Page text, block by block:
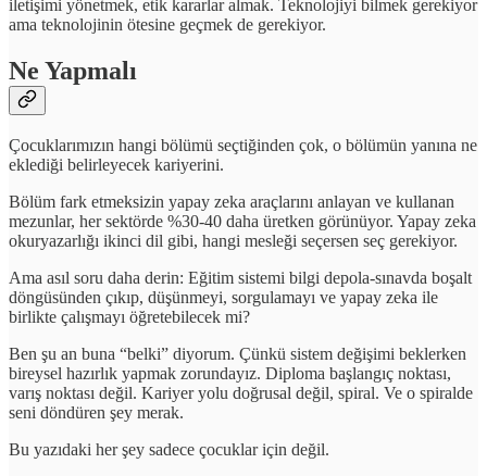
iletişimi yönetmek, etik kararlar almak. Teknolojiyi bilmek gerekiyor
ama teknolojinin ötesine geçmek de gerekiyor.
Ne Yapmalı
Çocuklarımızın hangi bölümü seçtiğinden çok, o bölümün yanına ne
eklediği belirleyecek kariyerini.
Bölüm fark etmeksizin yapay zeka araçlarını anlayan ve kullanan
mezunlar, her sektörde %30-40 daha üretken görünüyor. Yapay zeka
okuryazarlığı ikinci dil gibi, hangi mesleği seçersen seç gerekiyor.
Ama asıl soru daha derin: Eğitim sistemi bilgi depola-sınavda boşalt
döngüsünden çıkıp, düşünmeyi, sorgulamayı ve yapay zeka ile
birlikte çalışmayı öğretebilecek mi?
Ben şu an buna “belki” diyorum. Çünkü sistem değişimi beklerken
bireysel hazırlık yapmak zorundayız. Diploma başlangıç noktası,
varış noktası değil. Kariyer yolu doğrusal değil, spiral. Ve o spiralde
seni döndüren şey merak.
Bu yazıdaki her şey sadece çocuklar için değil.